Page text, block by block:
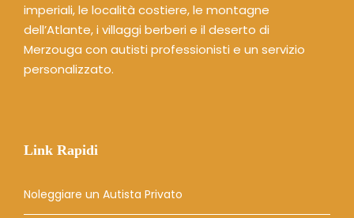
imperiali, le località costiere, le montagne
dell’Atlante, i villaggi berberi e il deserto di
Merzouga con autisti professionisti e un servizio
personalizzato.
Link Rapidi
Noleggiare un Autista Privato